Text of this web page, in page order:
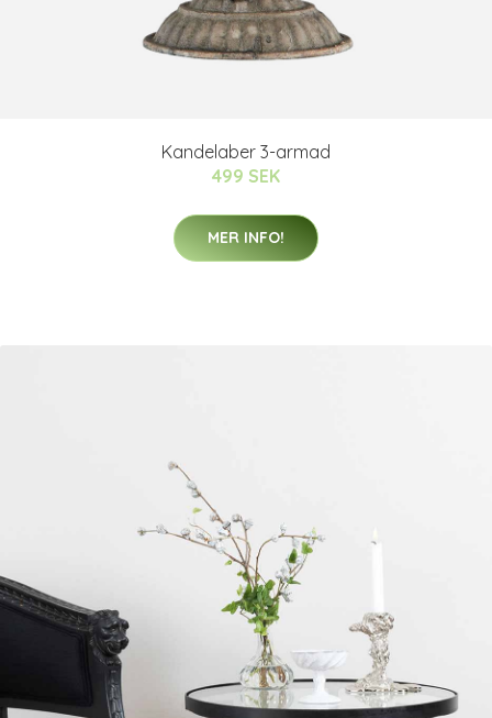
Kandelaber 3-armad
499 SEK
MER INFO!